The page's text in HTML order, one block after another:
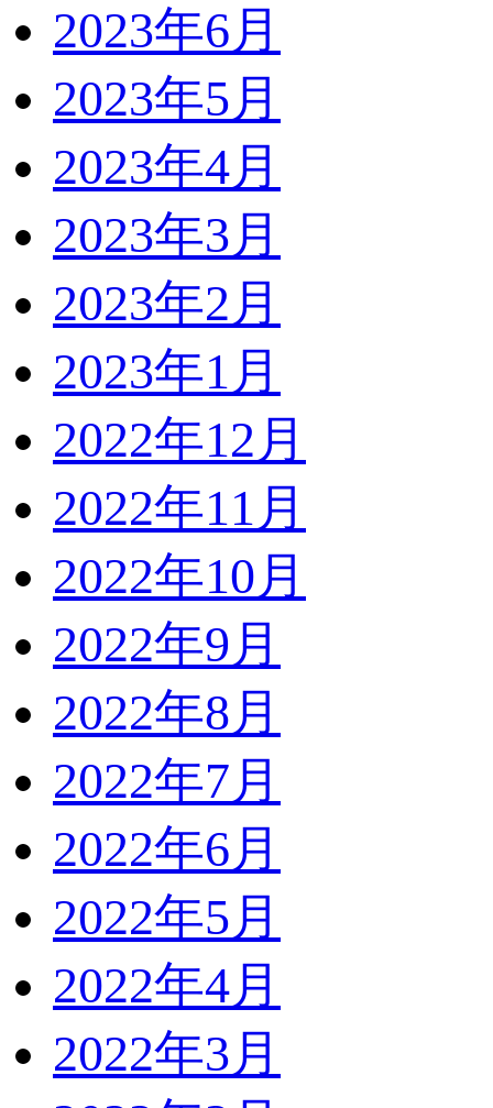
2023年6月
2023年5月
2023年4月
2023年3月
2023年2月
2023年1月
2022年12月
2022年11月
2022年10月
2022年9月
2022年8月
2022年7月
2022年6月
2022年5月
2022年4月
2022年3月